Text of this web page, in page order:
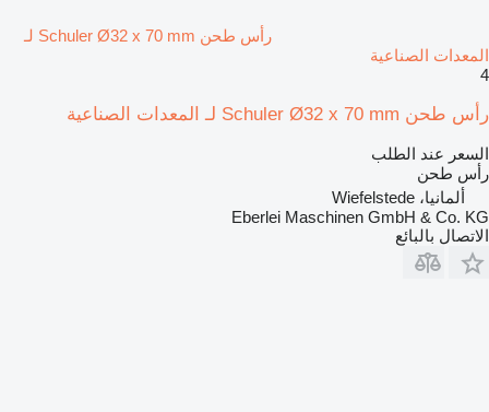
رأس طحن Schuler Ø32 x 70 mm لـ
المعدات الصناعية
4
رأس طحن Schuler Ø32 x 70 mm لـ المعدات الصناعية
السعر عند الطلب
رأس طحن
ألمانيا، Wiefelstede
Eberlei Maschinen GmbH & Co. KG
الاتصال بالبائع